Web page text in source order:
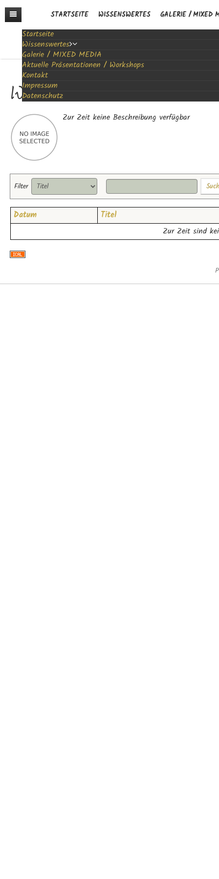
STARTSEITE WISSENSWERTES GALERIE / MIXED
Startseite
Wissenswertes
MIXED MEDIA by SDAW - die Sicht der Künstlerin /
Vita
Community
Onlineshops
Workshops 2026 / Abstrakte Malerei / Powerpainting
Galerie / MIXED MEDIA
Aktuelle Präsentationen / Workshops
Kontakt
Impressum
Datenschutz
WORKSHOP & AUSZEIT
Zur Zeit keine Beschreibung verfügbar
Filter
Datum
Titel
Zur Zeit sind